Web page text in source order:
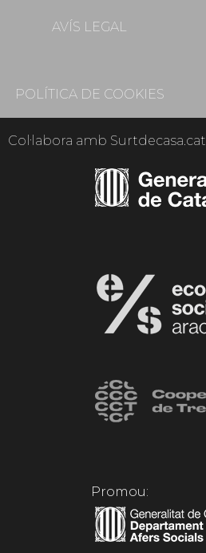
AVÍS LEGAL
POLÍTICA DE COOKIES
Col·labora amb Surtdecasa.cat
Promou: